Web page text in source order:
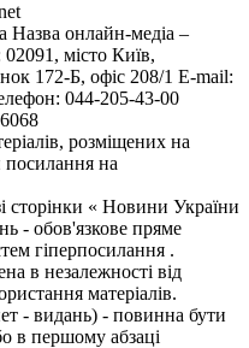
Назва онлайн-медіа –
місто Київ,
172-Б, офіс 208/1 E-mail:
044-205-43-00
розміщених на
посилання на
сторінки « Новини України
- обов'язкове пряме
гіперпосилання .
в незалежності від
матеріалів.
- видань) - повинна бути
в першому абзаці